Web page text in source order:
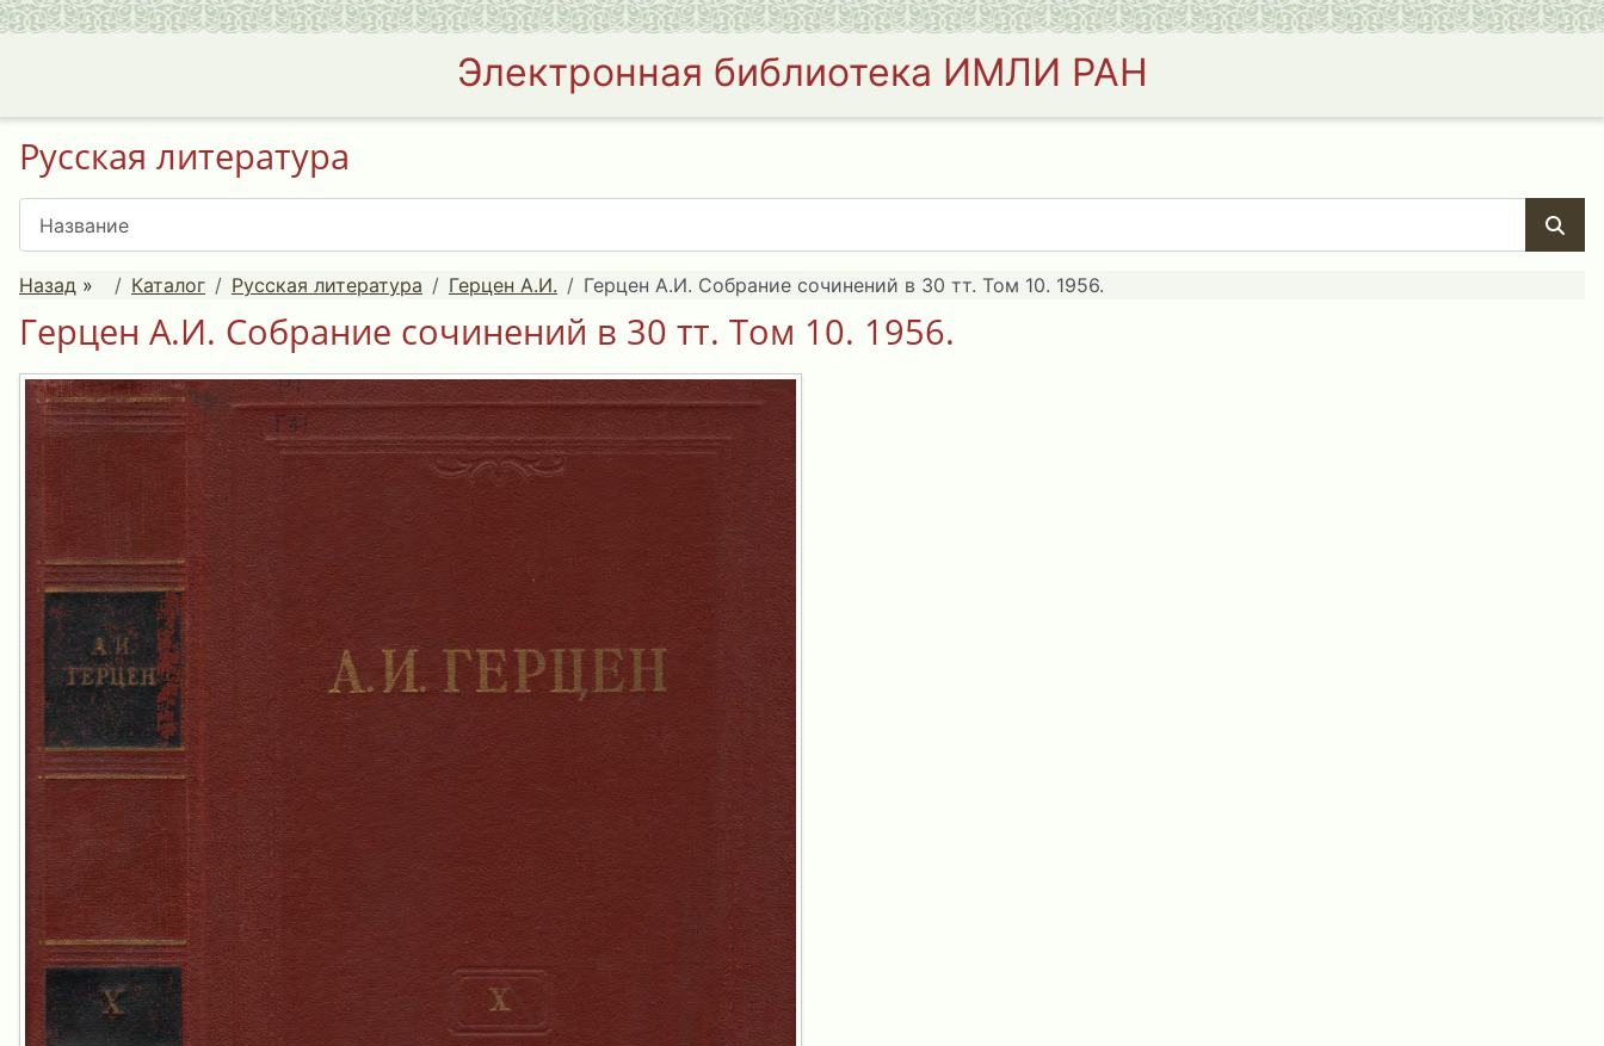
Электронная библиотека ИМЛИ РАН
Русская литература
Назад » Каталог Русская литература Герцен А.И. Герцен А.И. Собрание сочинений в 30 тт. Том 10. 1956.
Герцен А.И. Собрание сочинений в 30 тт. Том 10. 1956.